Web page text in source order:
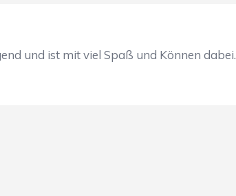
und ist mit viel Spaß und Können dabei.